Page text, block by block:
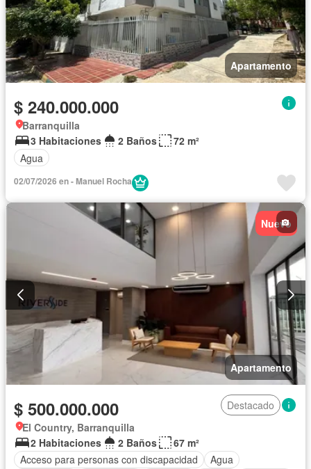
Apartamento
$ 240.000.000
Barranquilla
3 Habitaciones
2 Baños
72 m²
Agua
02/07/2026 en - Manuel Rocha
Nuevo
Apartamento
$ 500.000.000
Destacado
El Country, Barranquilla
2 Habitaciones
2 Baños
67 m²
Acceso para personas con discapacidad
Agua